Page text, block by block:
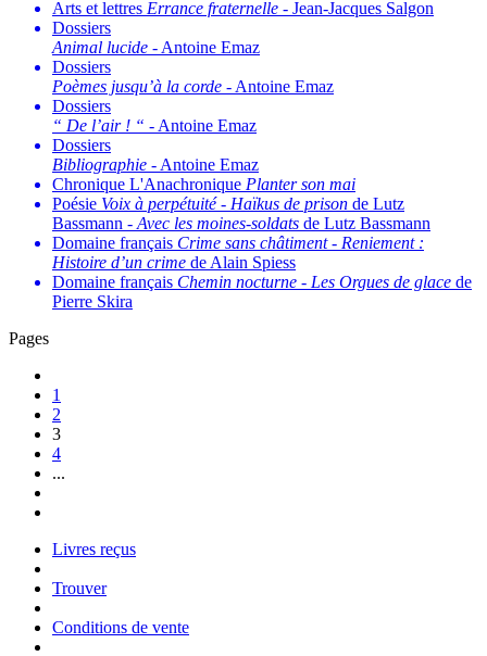
Arts et lettres Errance fraternelle - Jean-Jacques Salgon
Dossiers
Animal lucide - Antoine Emaz
Dossiers
Poèmes jusqu’à la corde - Antoine Emaz
Dossiers
“ De l’air ! “ - Antoine Emaz
Dossiers
Bibliographie - Antoine Emaz
Chronique L'Anachronique Planter son mai
Poésie Voix à perpétuité - Haïkus de prison de Lutz
Bassmann - Avec les moines-soldats de Lutz Bassmann
Domaine français Crime sans châtiment - Reniement :
Histoire d’un crime de Alain Spiess
Domaine français Chemin nocturne - Les Orgues de glace de
Pierre Skira
Pages
1
2
3
4
...
Livres reçus
Trouver
Conditions de vente